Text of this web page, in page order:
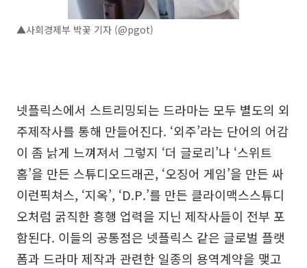
▲사회경제부 박꽃 기자 (@pgot)
넷플릭스에서 스트리밍되는 드라마는 모두 별도의 외
주제작사를 통해 만들어진다. ‘외주’라는 단어의 어감
이 좀 낡게 느껴져서 그렇지 ‘더 글로리’나 ‘스위트
홈’을 만든 스튜디오드래곤, ‘오징어 게임’을 만든 싸
이런픽쳐스, ‘지옥’, ‘D.P.’를 만든 클라이맥스스튜디
오처럼 굵직한 흥행 업력을 지닌 제작사들이 전부 포
함된다. 이들의 공통점은 넷플릭스 같은 글로벌 플랫
폼과 드라마 제작과 관련한 일종의 용역계약을 맺고